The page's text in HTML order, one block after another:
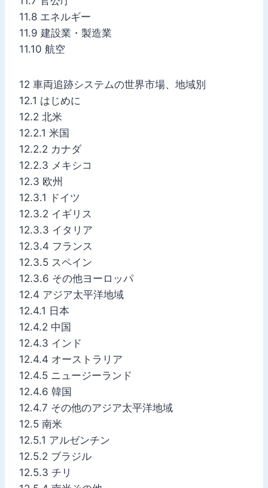
11.8 エネルギー
11.9 建設業・製造業
11.10 航空
12 車両追跡システムの世界市場、地域別
12.1 はじめに
12.2 北米
12.2.1 米国
12.2.2 カナダ
12.2.3 メキシコ
12.3 欧州
12.3.1 ドイツ
12.3.2 イギリス
12.3.3 イタリア
12.3.4 フランス
12.3.5 スペイン
12.3.6 その他ヨーロッパ
12.4 アジア太平洋地域
12.4.1 日本
12.4.2 中国
12.4.3 インド
12.4.4 オーストラリア
12.4.5 ニュージーランド
12.4.6 韓国
12.4.7 その他のアジア太平洋地域
12.5 南米
12.5.1 アルゼンチン
12.5.2 ブラジル
12.5.3 チリ